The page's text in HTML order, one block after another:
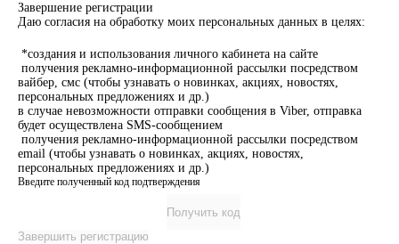
Завершение регистрации
Даю согласия на обработку моих персональных данных в целях:
*создания и использования личного кабинета на сайте
получения рекламно-информационной рассылки посредством
вайбер, смс (чтобы узнавать о новинках, акциях, новостях,
персональных предложениях и др.)
в случае невозможности отправки сообщения в Viber, отправка
будет осуществлена SMS-сообщением
получения рекламно-информационной рассылки посредством
email (чтобы узнавать о новинках, акциях, новостях,
персональных предложениях и др.)
Введите полученный код подтверждения
Получить код
Завершить регистрацию